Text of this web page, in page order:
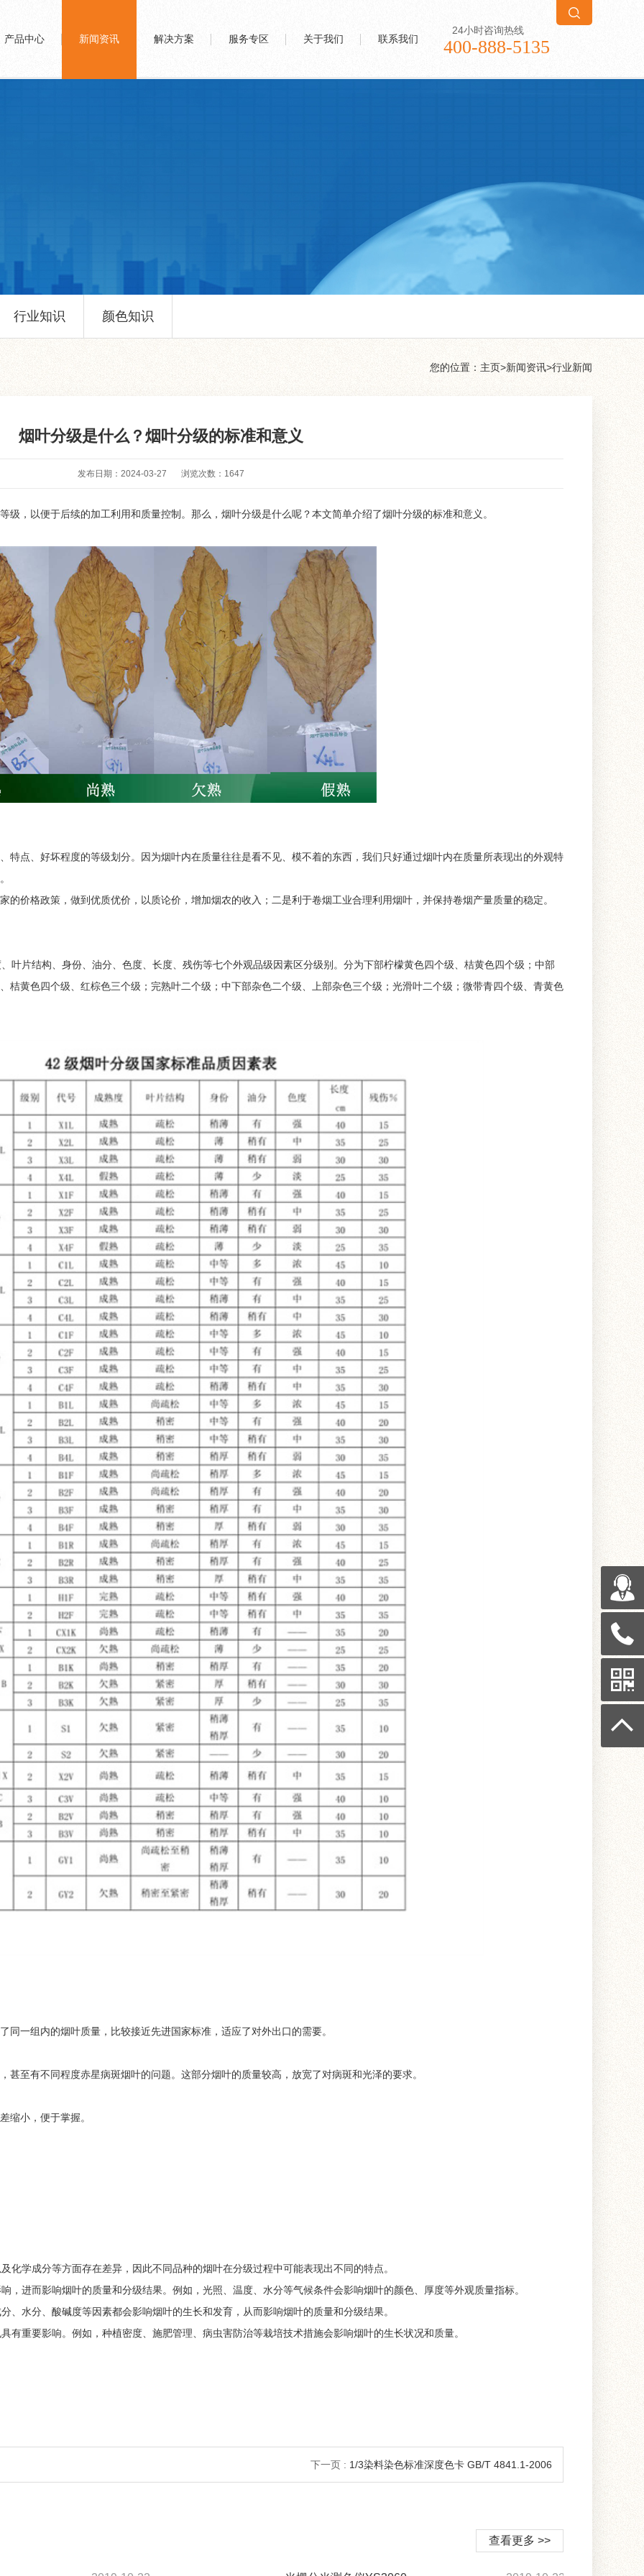
产品中心 新闻资讯 解决方案 服务专区 关于我们 联系我们
24小时咨询热线
400-888-5135
行业知识 颜色知识
您的位置： 主页>新闻资讯>行业新闻
烟叶分级是什么？烟叶分级的标准和意义
发布日期：2024-03-27 浏览次数： 1647
级，以便于后续的加工利用和质量控制。那么，烟叶分级是什么呢？本文简单介绍了烟叶分级的标准和意义。
特点、好坏程度的等级划分。因为烟叶内在质量往往是看不见、模不着的东西，我们只好通过烟叶内在质量所表现出的外观特
的价格政策，做到优质优价，以质论价，增加烟农的收入；二是利于卷烟工业合理利用烟叶，并保持卷烟产量质量的稳定。
叶片结构、身份、油分、色度、长度、残伤等七个外观品级因素区分级别。分为下部柠檬黄色四个级、桔黄色四个级；中部
桔黄色四个级、红棕色三个级；完熟叶二个级；中下部杂色二个级、上部杂色三个级；光滑叶二个级；微带青四个级、青黄色
一组内的烟叶质量，比较接近先进国家标准，适应了对外出口的需要。
甚至有不同程度赤星病斑烟叶的问题。这部分烟叶的质量较高，放宽了对病斑和光泽的要求。
缩小，便于掌握。
化学成分等方面存在差异，因此不同品种的烟叶在分级过程中可能表现出不同的特点。
，进而影响烟叶的质量和分级结果。例如，光照、温度、水分等气候条件会影响烟叶的颜色、厚度等外观质量指标。
、水分、酸碱度等因素都会影响烟叶的生长和发育，从而影响烟叶的质量和分级结果。
有重要影响。例如，种植密度、施肥管理、病虫害防治等栽培技术措施会影响烟叶的生长状况和质量。
下一页 : 1/3染料染色标准深度色卡 GB/T 4841.1-2006
查看更多 >>